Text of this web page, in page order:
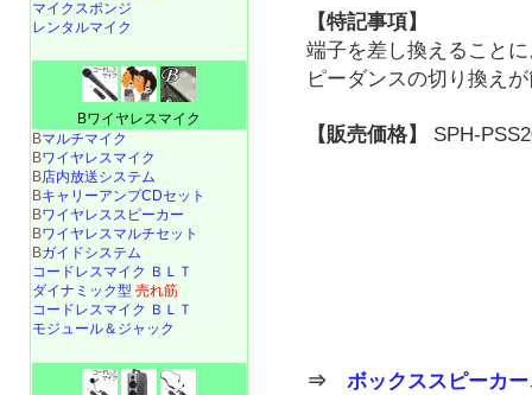
【特記事項】
端子を差し換えること
ピーダンスの切り換え
【販売価格】 SPH-
⇒ボックススピーカ
マイクスポンジ
レンタルマイク
Bワイヤレスマイク
Bマルチマイク
Bワイヤレスマイク
B店内放送システム
BキャリーアンプCDセット
Bワイヤレススピーカー
Bワイヤレスマルチセット
Bガイドシステム
コードレスマイク ＢＬＴ
ダイナミック型 売れ筋
コードレスマイク ＢＬＴ
モジュール＆ジャック